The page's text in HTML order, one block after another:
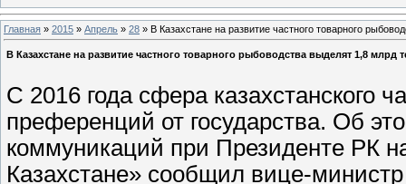
Главная » 2015 » Апрель » 28 » В Казахстане на развитие частного товарного
В Казахстане на развитие частного товарного рыбоводства выделят 1,8 млрд
С 2016 года сфера казахстанского
преференций от государства. Об
коммуникаций при Президенте РК
Казахстане» сообщил вице-